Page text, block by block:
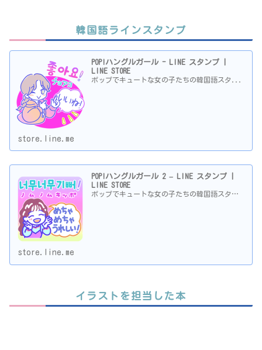
韓国語ラインスタンプ
POP!ハングルガール - LINE スタンプ |
LINE STORE
ポップでキュートな女の子たちの韓国語スタ...
store.line.me
POP!ハングルガール 2 – LINE スタンプ |
LINE STORE
ポップでキュートな女の子たちの韓国語スタ…
store.line.me
イラストを担当した本